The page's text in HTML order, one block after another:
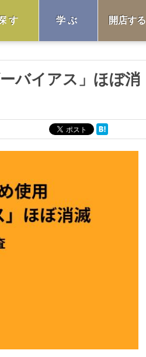
す 学ぶ 開店する
バイアス」ほぼ消